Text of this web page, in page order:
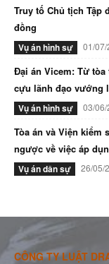
Truy tố Chủ tịch Tập
đồng
Vụ án hình sự 01/07/
Đại án Vicem: Từ tòa
cựu lãnh đạo vướng
Vụ án hình sự 03/06/
Tòa án và Viện kiểm
ngược về việc áp
Vụ án dân sự 26/05/
CÔNG TY LUẬT